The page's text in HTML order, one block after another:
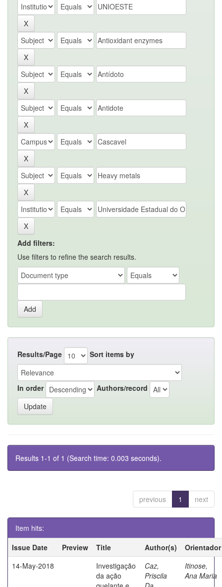
Add filters:
Use filters to refine the search results.
Results/Page Sort items by
In order Authors/record
Results 1-1 of 1 (Search time: 0.003 seconds).
previous 1 next
Item hits:
Issue Date
Preview Title Author(s)
Orientador
14-May-2018
Investigação
da ação
Caz,
Priscila
Itinose,
Ana Maria